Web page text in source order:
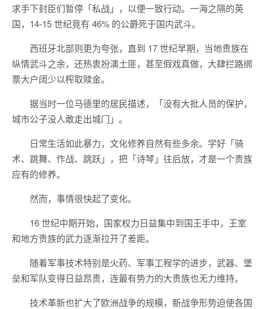
求手下封臣们暂停「私战」，以便一致行动。一海之隔的英
国，14-15 世纪竟有 46% 的公爵死于国内武斗。
西班牙北部则更为夸张，直到 17 世纪早期，当地贵族在
纵情武斗之余，还热衷扮演土匪，甚至假戏真做，大肆拦路绑
票大户阔少以榨取赎金。
据当时一位马德里的居民描述，「没有大批人员的保护，
城市公子没人敢走出城门」。
日常生活如此暴力，文化修养自然有些多余。学好「骑
术、跳舞、作战、跳跃」，把「诗琴」往后放，才是一个贵族
应有的修养。
然而，事情很快起了变化。
16 世纪中期开始，国家权力日益集中到国王手中，王室
和地方贵族的武力逐渐拉开了差距。
随着军事技术特别是火药、军事工程学的进步，武器、堡
垒和军队变得日益昂贵，连最有势力的大贵族也无力维持。
技术革新也扩大了欧洲战争的规模，新战争形势迫使各国